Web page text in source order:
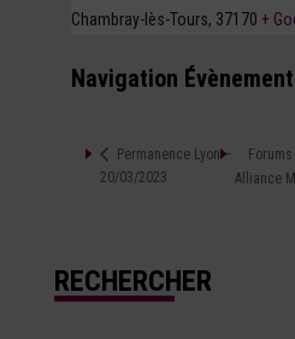
Chambray-lès-Tours, 37170 +
Navigation Évènement
Permanence Lyon –
20/03/2023
Alliance
RECHERCHER